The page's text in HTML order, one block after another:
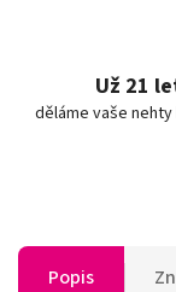
Už 21
děláme vaše
Popis